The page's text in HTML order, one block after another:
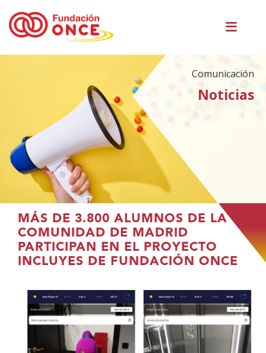
principal
Comunicación
Noticias
encuentras
MÁS DE 3.800 ALUMNOS DE LA
COMUNIDAD DE MADRID
PARTICIPAN EN EL PROYECTO
INCLUYES DE FUNDACIÓN ONCE